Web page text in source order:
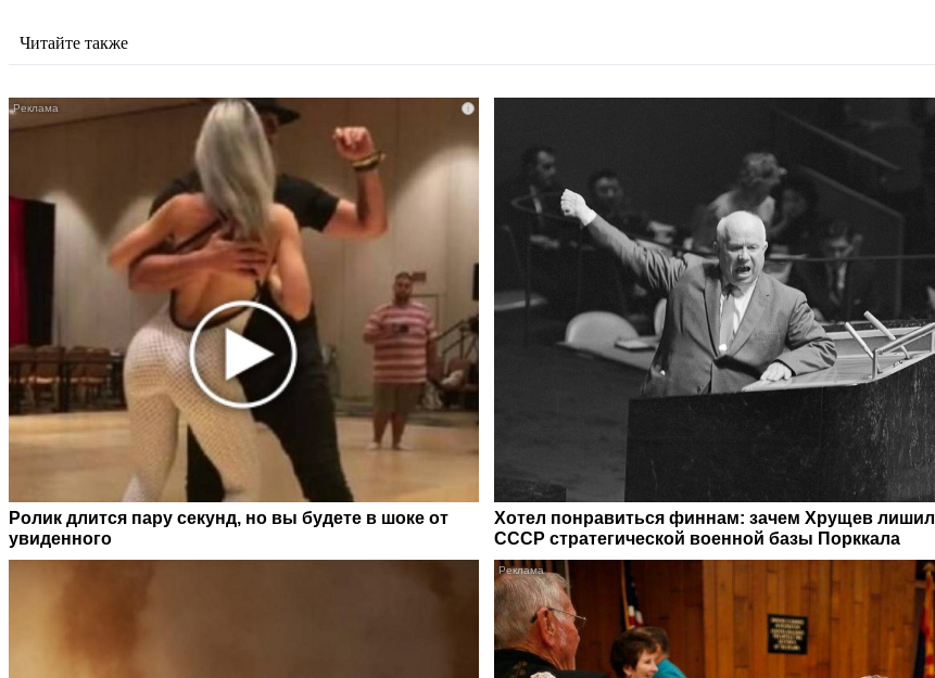
Читайте также
i
Ролик длится пару секунд, но вы будете в шоке от
увиденного
Хотел понравиться финнам: зачем Хрущев лишил
СССР стратегической военной базы Порккала